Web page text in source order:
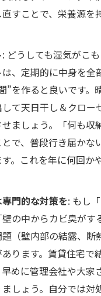
すことで、栄養源を
: どうしても湿気がこ
、定期的に中身を全
”を作ると良いです。
て天日干し＆クロー
ましょう。「何も収
で、普段行き届かな
。これを年に何回か
門的な対策を: もし
の中からカビ臭がす
（壁内部の結露、断
ります。賃貸住宅で
めに管理会社や大家
しょう。自分では対